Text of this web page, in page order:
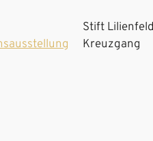
Stift
Kreuzgang